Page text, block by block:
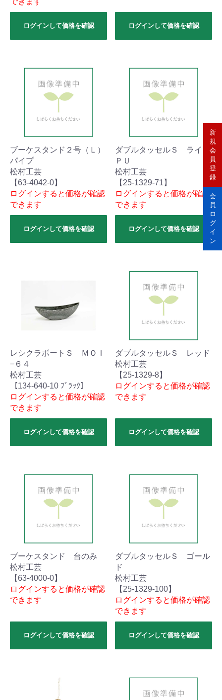
ログインして価格を確認 ログインして価格を確認
ブーケスタンド２号（Ｌ）
パイプ
松村工芸
【63-4042-0】
ログインすると価格が確認
できます
ログインして価格を確認
ダブルタッセルＳ ライト
ＰＵ
松村工芸
【25-1329-71】
ログインすると価格が確認
できます
ログインして価格を確認
レシクラボートＳ ＭＯＩ
−６４
松村工芸
【134-640-10 ﾌﾞﾗｯｸ】
ログインすると価格が確認
できます
ログインして価格を確認
ダブルタッセルＳ レッド
松村工芸
【25-1329-8】
ログインすると価格が確認
できます
ログインして価格を確認
ブーケスタンド 台のみ
松村工芸
【63-4000-0】
ログインすると価格が確認
できます
ログインして価格を確認
ダブルタッセルＳ ゴール
ド
松村工芸
【25-1329-100】
ログインすると価格が確認
できます
ログインして価格を確認
新
規
会
員
登
録
会
員
ロ
グ
イ
ン